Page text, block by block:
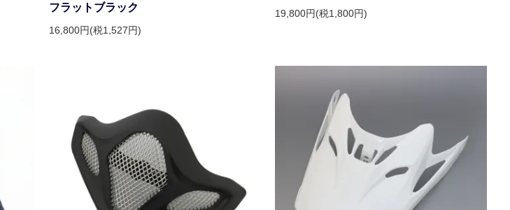
フラットブラック
16,800円(税1,527円)
19,800円(税1,800円)